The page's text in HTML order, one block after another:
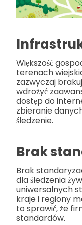
Większość
terenach
zazwyczaj
wdrożyć
dostęp do
zbieranie
śledzenie.
Brak
Brak
dla śledzenia
uniwersalnych
kraje i regiony
to sprawić, że
standardów.